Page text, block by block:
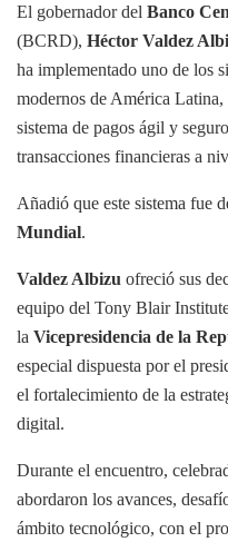
El gobernador del Banco
(BCRD), Héctor Valdez
ha implementado uno de los
modernos de América
sistema de pagos ágil y
transacciones financieras a
Añadió que este sistema fue
Mundial.
Valdez Albizu ofreció sus
equipo del Tony Blair
la Vicepresidencia de la
especial dispuesta por el
el fortalecimiento de la
digital.
Durante el encuentro,
abordaron los avances,
ámbito tecnológico, con el